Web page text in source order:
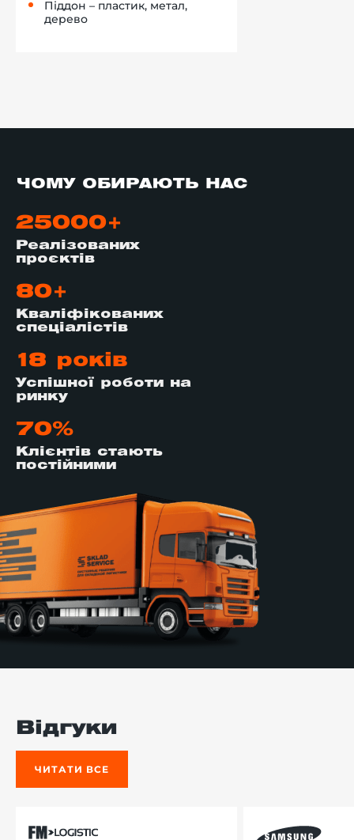
Піддон – пластик, метал,
дерево
ЧОМУ ОБИРАЮТЬ НАС
25000+
Реалізованих
проєктів
80+
Кваліфікованих
спеціалістів
18 років
Успішної роботи на
ринку
70%
Клієнтів стають
постійними
Відгуки
ЧИТАТИ ВСЕ